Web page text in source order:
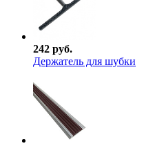
242 руб.
Держатель для шубки